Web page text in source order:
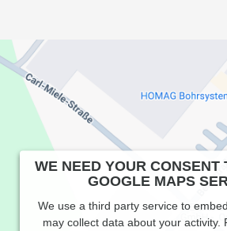
WE NEED YOUR CONSENT
GOOGLE MAPS
We use a third party service to
may collect data about your activity.